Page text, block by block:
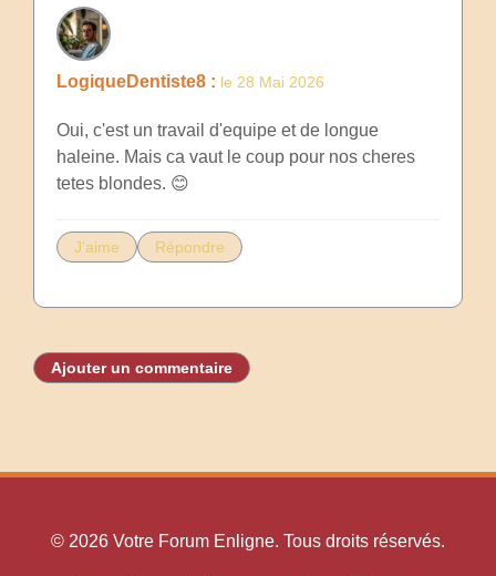
LogiqueDentiste8 : le 28 Mai 2026
Oui, c'est un travail d'equipe et de longue
haleine. Mais ca vaut le coup pour nos cheres
tetes blondes. 😊
J'aime Répondre
Ajouter un commentaire
© 2026 Votre Forum Enligne. Tous droits réservés.